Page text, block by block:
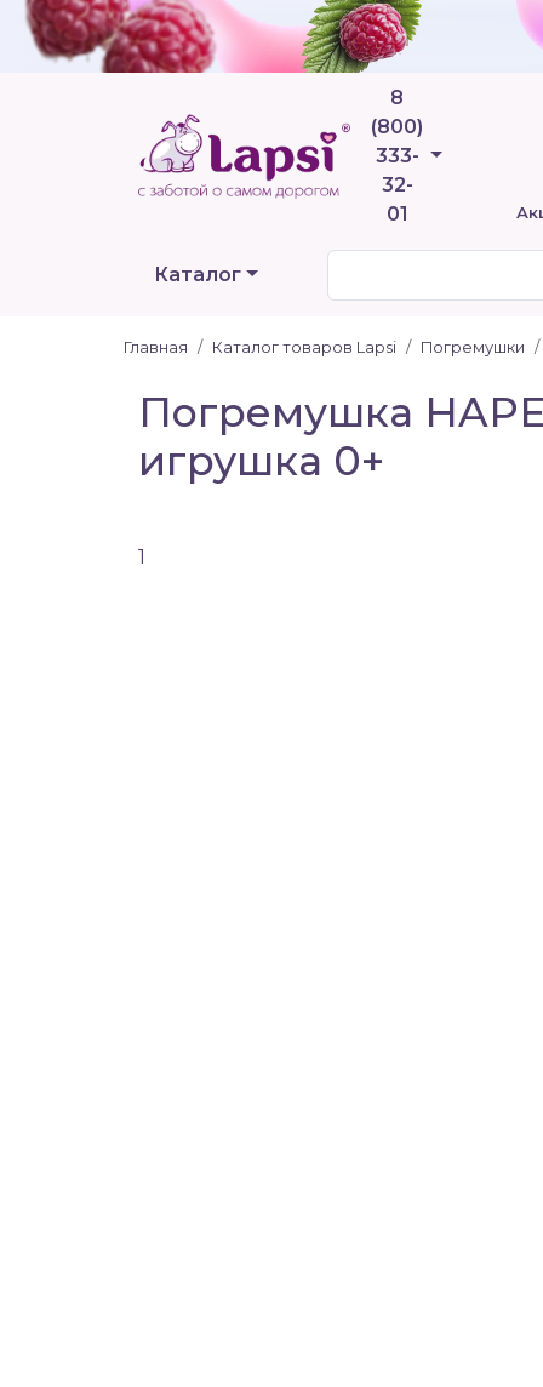
8
(800)
333-
32-
01
Телефоны
Каталог
Главная Каталог товаров Lapsi Погремушки
Погремушка
игрушка 0+
1